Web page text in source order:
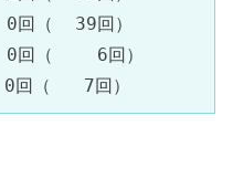
回（  39回）
回（    6回）
回（   7回）